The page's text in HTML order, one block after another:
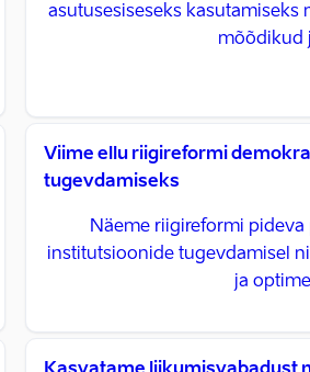
asutusesiseseks
mõõdikud
Viime ellu riigireformi
tugevdamiseks
Näeme riigireformi
institutsioonide tugevdamisel
ja